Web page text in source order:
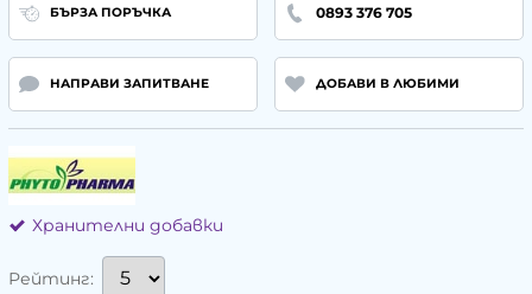
БЪРЗА ПОРЪЧКА 0893 376 705
НАПРАВИ ЗАПИТВАНЕ ДОБАВИ В ЛЮБИМИ
Хранителни добавки
Рейтинг: